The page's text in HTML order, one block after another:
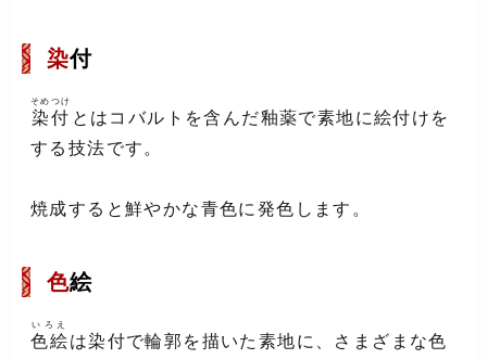
染付
染付
そめつけ
とはコバルトを含んだ釉薬で素地に絵付けを
する技法です。
焼成すると鮮やかな青色に発色します。
色絵
色絵
いろえ
は染付で輪郭を描いた素地に、さまざまな色